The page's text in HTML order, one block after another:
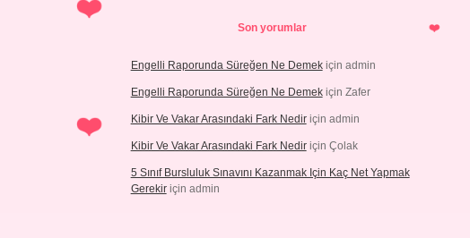
Son yorumlar
Engelli Raporunda Süreğen Ne Demekiçin admin
Engelli Raporunda Süreğen Ne Demekiçin Zafer
Kibir Ve Vakar Arasındaki Fark Nediriçin admin
Kibir Ve Vakar Arasındaki Fark Nediriçin Çolak
5 Sınıf Bursluluk Sınavını Kazanmak Için Kaç Net Yapmak
Gerekiriçin admin